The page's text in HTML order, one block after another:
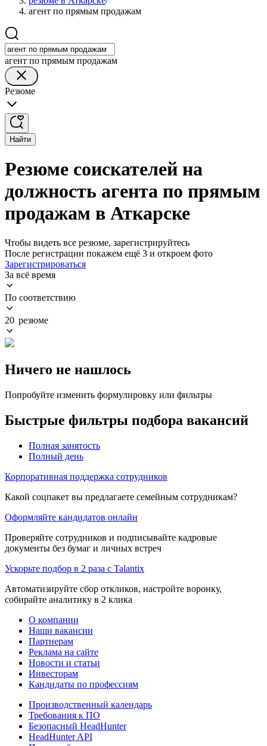
агент по прямым продажам
агент по прямым продажам
Резюме
Найти
Резюме соискателей на
должность агента по прямым
продажам в Аткарске
Чтобы видеть все резюме, зарегистрируйтесь
После регистрации покажем ещё 3 и откроем фото
Зарегистрироваться
За всё время
По соответствию
20 резюме
Ничего не нашлось
Попробуйте изменить формулировку или фильтры
Быстрые фильтры подбора вакансий
Полная занятость
Полный день
Корпоративная поддержка сотрудников
Какой соцпакет вы предлагаете семейным сотрудникам?
Оформляйте кандидатов онлайн
Проверяйте сотрудников и подписывайте кадровые
документы без бумаг и личных встреч
Ускорьте подбор в 2 раза с Talantix
Автоматизируйте сбор откликов, настройте воронку,
собирайте аналитику в 2 клика
О компании
Наши вакансии
Партнерам
Реклама на сайте
Новости и статьи
Инвесторам
Кандидаты по профессиям
Производственный календарь
Требования к ПО
Безопасный HeadHunter
HeadHunter API